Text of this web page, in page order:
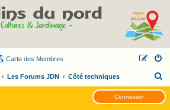
Carte des Membres
Les Forums JDN Côté techniques
e
c
Connexion